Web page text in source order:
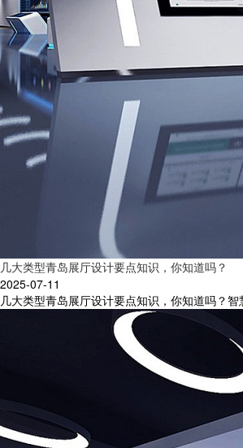
几大类型青岛展厅设计要点知识，你知道吗？
2025-07-11
几大类型青岛展厅设计要点知识，你知道吗？